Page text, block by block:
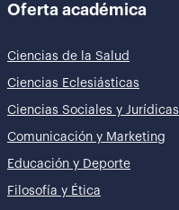
Oferta académica
Ciencias de la Salud
Ciencias Eclesiásticas
Ciencias Sociales y Jurídicas
Comunicación y Marketing
Educación y Deporte
Filosofía y Ética